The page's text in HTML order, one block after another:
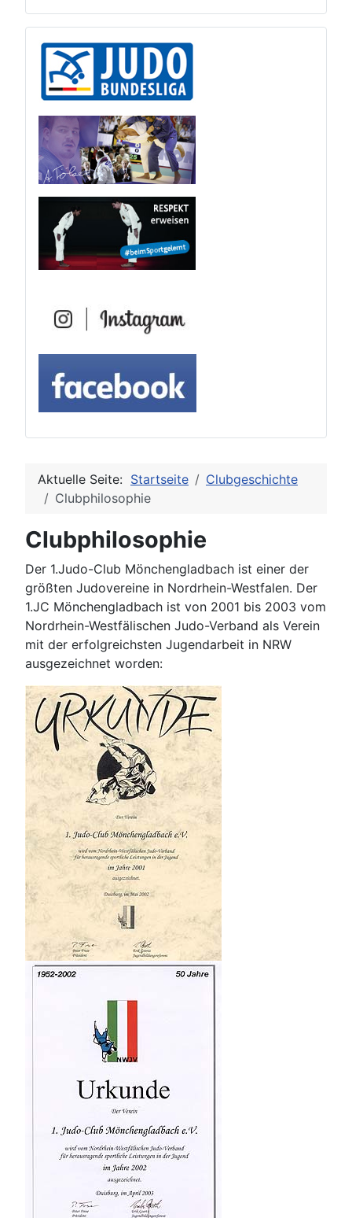
Aktuelle Seite: Startseite
Clubgeschichte
Clubphilosophie
Clubphilosophie
Der 1.Judo-Club Mönchengladbach ist einer der
größten Judovereine in Nordrhein-Westfalen. Der
1.JC Mönchengladbach ist von 2001 bis 2003 vom
Nordrhein-Westfälischen Judo-Verband als Verein
mit der erfolgreichsten Jugendarbeit in NRW
ausgezeichnet worden: